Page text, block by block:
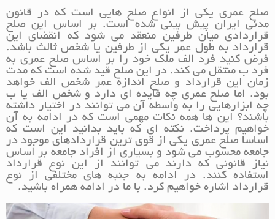
صلح عمری یکی از انواع صلح هایی است که در قانون
مدنی ایران پیش بینی شده است. بر اساس این صلح
قراردادی میان طرفین منعقد می شود که انقضای این
قرارداد به طول عمر یکی از طرفین یا شخص ثالث باشد.
فرض کنید فرد الف ملک خود را بر اساس صلح عمری به
فرد ب منتقل می کند. در این صلح قید شده است که مدت
زمان این قرارداد و صلح اندازه عمر شخص الف خواهد
بود. اما صلح عمری چه فایده ای دارد و شخص الف یا ب
چه ابزارهایی را به واسطه آن می توانند در اختیار داشته
باشند؟ این ها همه نکات مهمی است که در ادامه به آن
خواهیم پرداخت. نکته ای که باید بدانید این است که
اساسا صلح عمری یکی از قوی ترین قراردادهای موجود در
جامعه محسوب می شود و بسیاری از افراد جامعه بر اساس
نیاز قانونی که دارند می توانند از این نوع قرارداد
استفاده کنند. در ادامه به جنبه های مختلفی از نوع
قرارداد اشاره خواهیم کرد. با ما در ادامه همراه باشید.